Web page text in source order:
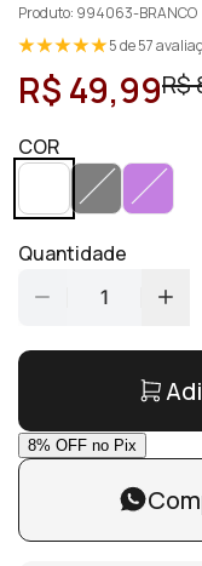
Produto: 994063-BRANCO
5 de 57
R$ 49,99R$
COR
Quantidade
1